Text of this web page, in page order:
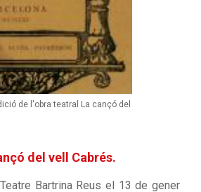
de l'obra teatral La cançó del
del vell Cabrés.
Bartrina Reus el 13 de gener